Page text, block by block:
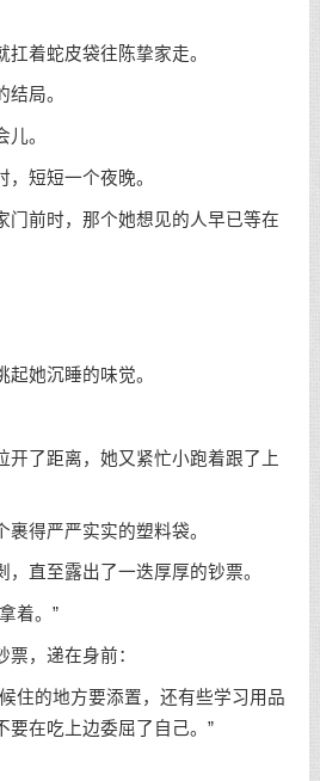
着蛇皮袋往陈挚家走。
局。
。
，短短一个夜晚。
门前时，那个她想见的人早已等在
她沉睡的味觉。
开了距离，她又紧忙小跑着跟了上
得严严实实的塑料袋。
，直至露出了一迭厚厚的钞票。
着。”
，递在身前：
住的地方要添置，还有些学习用品
要在吃上边委屈了自己。”